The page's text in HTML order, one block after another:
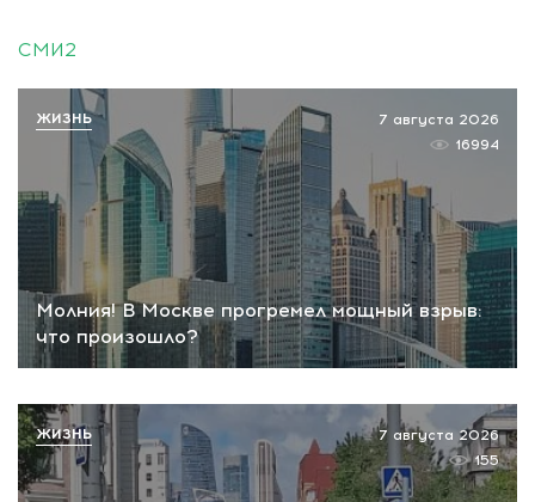
СМИ2
Молния! В Москве прогремел мощный взрыв:
что произошло?
7 августа 2026
16994
ЖИЗНЬ
7 августа 2026
155
ЖИЗНЬ